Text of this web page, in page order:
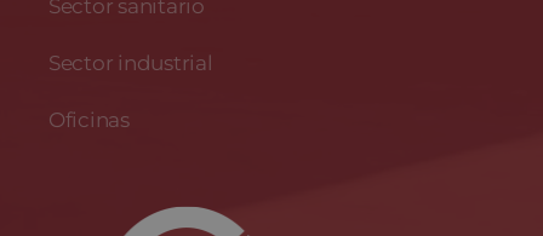
Sector sanitario
Sector industrial
Oficinas